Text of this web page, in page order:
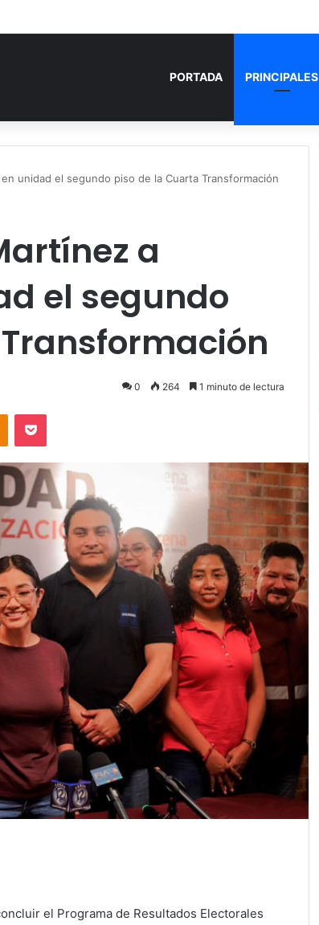
PORTADA PRINCIPALES
unidad el segundo piso de la Cuarta Transformación
a
el segundo
0 264 1 minuto de lectura
Odnoklassniki
Pocket
el Programa de Resultados Electorales